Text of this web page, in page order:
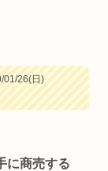
01/26(日)
に商売する